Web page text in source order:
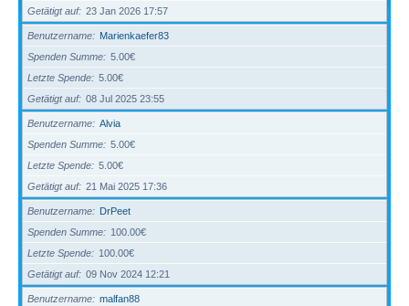
Getätigt auf
23 Jan 2026 17:57
Benutzername
Marienkaefer83
Spenden Summe
5.00€
Letzte Spende
5.00€
Getätigt auf
08 Jul 2025 23:55
Benutzername
Alvia
Spenden Summe
5.00€
Letzte Spende
5.00€
Getätigt auf
21 Mai 2025 17:36
Benutzername
DrPeet
Spenden Summe
100.00€
Letzte Spende
100.00€
Getätigt auf
09 Nov 2024 12:21
Benutzername
malfan88